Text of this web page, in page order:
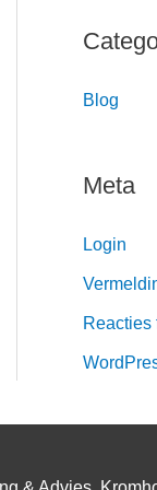
Blog
Meta
Login
Reacties